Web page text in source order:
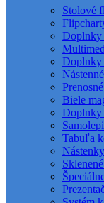
Stolové
Doplnky
Doplnky
Biele
Doplnky
Tabuľa